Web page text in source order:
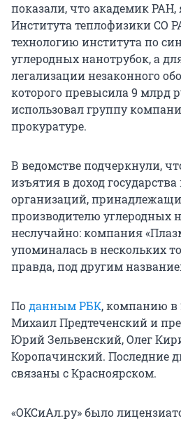
показали, что академик
Института теплофизики СО
технологию института по
углеродных нанотрубок, а
легализации незаконного
которого превысила 9 млрд
использовал группу
прокуратуре.
В ведомстве подчеркнули,
изъятия в доход
организаций,
производителю углеродных
неслучайно: компания
упоминалась в нескольких
правда, под другим
Поданным РБК, компанию в
Михаил Предтеченский и
Юрий Зельвенский, Олег
Коропачинский. Последние
связаны с Красноярском.
«ОКСиАл.ру» было